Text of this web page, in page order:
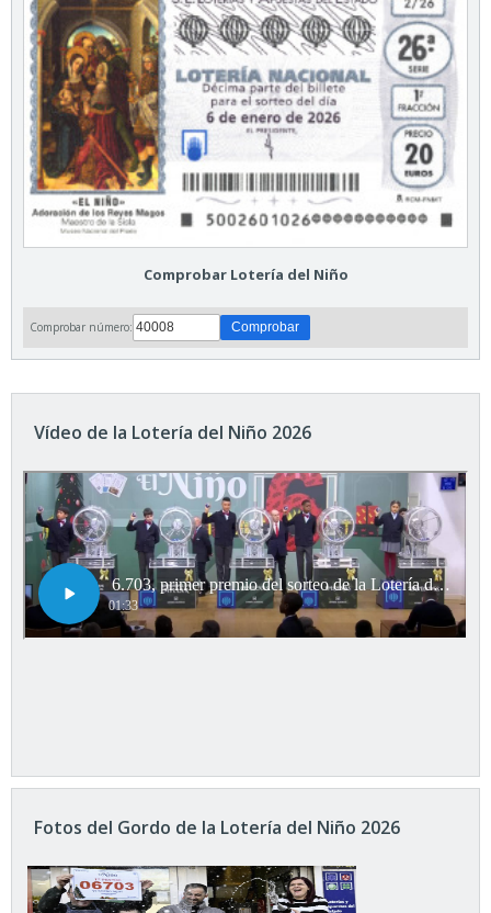
Comprobar Lotería del Niño
Comprobar número:
Vídeo de la Lotería del Niño 2026
Fotos del Gordo de la Lotería del Niño 2026